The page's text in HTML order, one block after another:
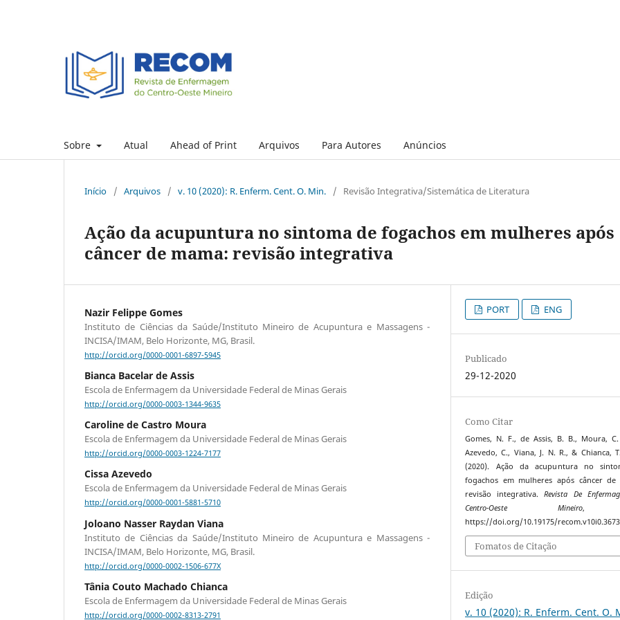
Sobre Atual Ahead of Print Arquivos Para Autores Anúncios
Início / Arquivos / v. 10 (2020): R. Enferm. Cent. O. Min. / Revisão Integrativa/Sistemática de Literatura
Ação da acupuntura no sintoma de fogachos em mulheres após
câncer de mama: revisão integrativa
Nazir Felippe Gomes
Instituto de Ciências da Saúde/Instituto Mineiro de Acupuntura e Massagens -
INCISA/IMAM, Belo Horizonte, MG, Brasil.
http://orcid.org/0000-0001-6897-5945
Bianca Bacelar de Assis
Escola de Enfermagem da Universidade Federal de Minas Gerais
http://orcid.org/0000-0003-1344-9635
Caroline de Castro Moura
Escola de Enfermagem da Universidade Federal de Minas Gerais
http://orcid.org/0000-0003-1224-7177
Cissa Azevedo
Escola de Enfermagem da Universidade Federal de Minas Gerais
http://orcid.org/0000-0001-5881-5710
Joloano Nasser Raydan Viana
Instituto de Ciências da Saúde/Instituto Mineiro de Acupuntura e Massagens -
INCISA/IMAM, Belo Horizonte, MG, Brasil.
http://orcid.org/0000-0002-1506-677X
Tânia Couto Machado Chianca
Escola de Enfermagem da Universidade Federal de Minas Gerais
http://orcid.org/0000-0002-8313-2791
PORT ENG
Publicado
29-12-2020
Como Citar
Gomes, N. F., de Assis, B. B., Moura,
Azevedo, C., Viana, J. N. R., & Chianca,
(2020). Ação da acupuntura no
fogachos em mulheres após câncer de
revisão integrativa.Revista De
Centro-Oeste Mineiro
https://doi.org/10.19175/recom.v10i0.3673
Fomatos de Citação
Edição
v. 10 (2020): R. Enferm. Cent. O.